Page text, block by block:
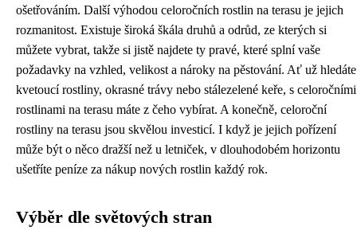
ošetřováním. Další výhodou celoročních rostlin na terasu je jejich
rozmanitost. Existuje široká škála druhů a odrůd, ze kterých si
můžete vybrat, takže si jistě najdete ty pravé, které splní vaše
požadavky na vzhled, velikost a nároky na pěstování. Ať už hledáte
kvetoucí rostliny, okrasné trávy nebo stálezelené keře, s celoročními
rostlinami na terasu máte z čeho vybírat. A konečně, celoroční
rostliny na terasu jsou skvělou investicí. I když je jejich pořízení
může být o něco dražší než u letniček, v dlouhodobém horizontu
ušetříte peníze za nákup nových rostlin každý rok.
Výběr dle světových stran